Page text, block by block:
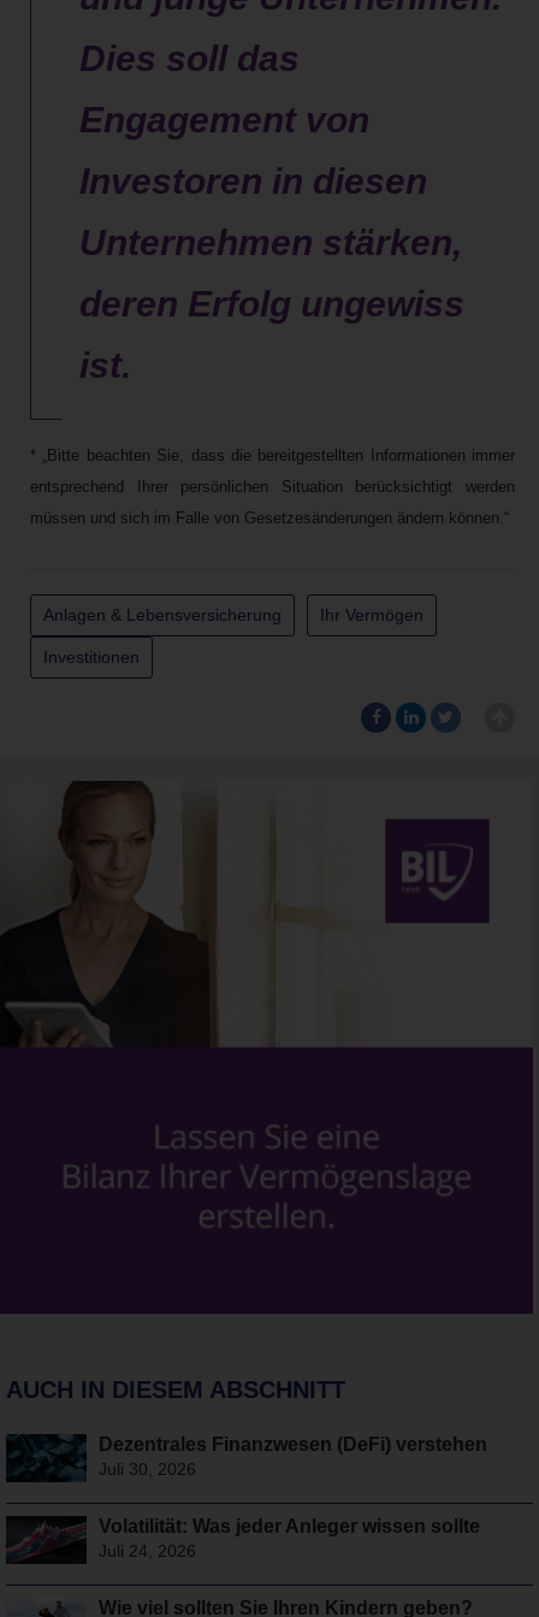
Dies soll das
Engagement von
Investoren in diesen
Unternehmen stärken,
deren Erfolg ungewiss
ist.
* „Bitte beachten Sie, dass die bereitgestellten Informationen immer
entsprechend Ihrer persönlichen Situation berücksichtigt werden
müssen und sich im Falle von Gesetzesänderungen ändern können.“
Anlagen & Lebensversicherung Ihr Vermögen
Investitionen
AUCH IN DIESEM ABSCHNITT
Dezentrales Finanzwesen (DeFi) verstehen
Juli 30, 2026
Volatilität: Was jeder Anleger wissen sollte
Juli 24, 2026
Wie viel sollten Sie Ihren Kindern geben?